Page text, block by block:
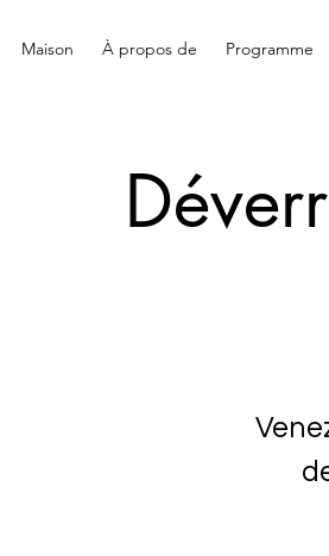
Maison À propos de Programme